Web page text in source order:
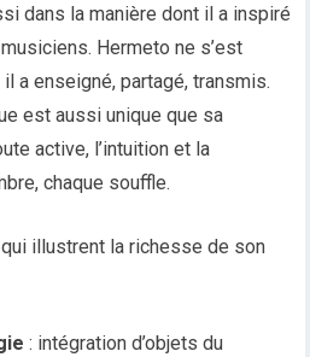
dans la manière dont il a inspiré
Hermeto ne s’est
a enseigné, partagé, transmis.
est aussi unique que sa
active, l’intuition et la
chaque souffle.
illustrent la richesse de son
: intégration d’objets du